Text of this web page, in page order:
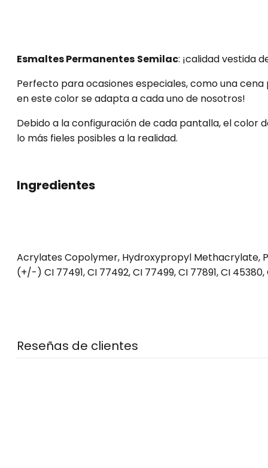
Esmaltes Permanentes Semilac: ¡calidad vestida
Perfecto para ocasiones especiales, como una
en este color se adapta a cada uno de nosotros!
Debido a la configuración de cada pantalla, el color
lo más fieles posibles a la realidad.
Ingredientes
Acrylates Copolymer, Hydroxypropyl Methacrylate,
(+/-) CI 77491, CI 77492, CI 77499, CI 77891, CI
Reseñas de clientes